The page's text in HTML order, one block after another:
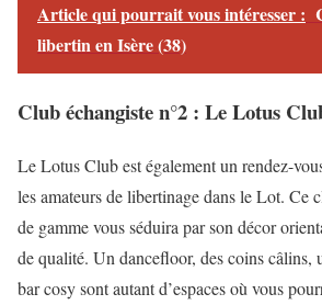
Article qui pourrait vous intéresser :
libertin en Isère (38)
Club échangiste n°2 : Le Lotus
Le Lotus Club est également un rendez-
les amateurs de libertinage dans le Lot. Ce
de gamme vous séduira par son décor
de qualité. Un dancefloor, des coins câlins,
bar cosy sont autant d’espaces où vous